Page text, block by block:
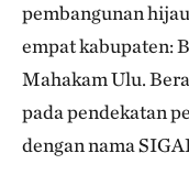
pembangunan
empat kabupaten:
Mahakam Ulu.
pada pendekatan
dengan nama